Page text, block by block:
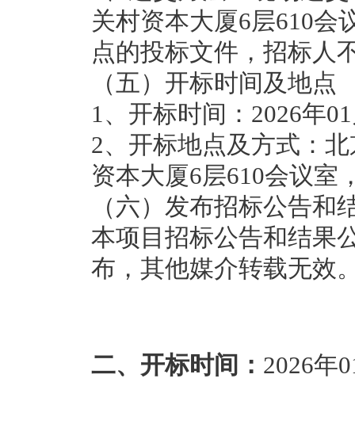
关村资本大厦6层610会
点的投标文件，招标人
（五）开标时间及地点
1、开标时间：2026年
2、开标地点及方式：
资本大厦6层610会议室
（六）发布招标公告和
本项目招标公告和结果
布，其他媒介转载无效
二、开标时间： 2026年